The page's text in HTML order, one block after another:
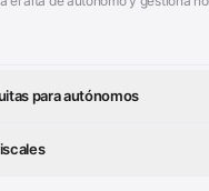
para autónomos